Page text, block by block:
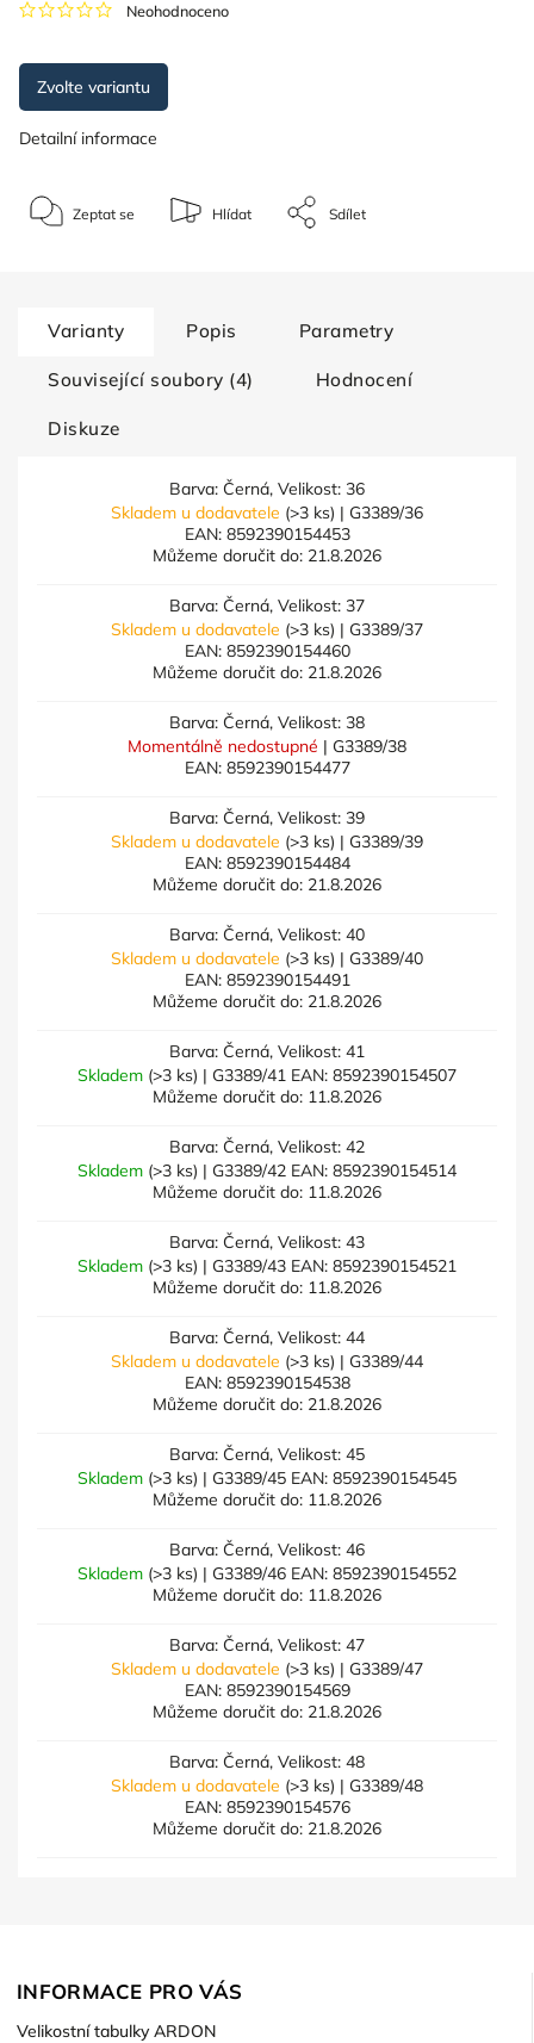
Neohodnoceno
Zvolte variantu
Detailní informace
Zeptat se Hlídat Sdílet
Varianty Popis Parametry
Související soubory (4) Hodnocení
Diskuze
Barva: Černá, Velikost: 36
Skladem u dodavatele (>3 ks) | G3389/36
EAN: 8592390154453
Můžeme doručit do: 21.8.2026
Barva: Černá, Velikost: 37
Skladem u dodavatele (>3 ks) | G3389/37
EAN: 8592390154460
Můžeme doručit do: 21.8.2026
Barva: Černá, Velikost: 38
Momentálně nedostupné | G3389/38
EAN: 8592390154477
Barva: Černá, Velikost: 39
Skladem u dodavatele (>3 ks) | G3389/39
EAN: 8592390154484
Můžeme doručit do: 21.8.2026
Barva: Černá, Velikost: 40
Skladem u dodavatele (>3 ks) | G3389/40
EAN: 8592390154491
Můžeme doručit do: 21.8.2026
Barva: Černá, Velikost: 41
Skladem (>3 ks) | G3389/41 EAN: 8592390154507
Můžeme doručit do: 11.8.2026
Barva: Černá, Velikost: 42
Skladem (>3 ks) | G3389/42 EAN: 8592390154514
Můžeme doručit do: 11.8.2026
Barva: Černá, Velikost: 43
Skladem (>3 ks) | G3389/43 EAN: 8592390154521
Můžeme doručit do: 11.8.2026
Barva: Černá, Velikost: 44
Skladem u dodavatele (>3 ks) | G3389/44
EAN: 8592390154538
Můžeme doručit do: 21.8.2026
Barva: Černá, Velikost: 45
Skladem (>3 ks) | G3389/45 EAN: 8592390154545
Můžeme doručit do: 11.8.2026
Barva: Černá, Velikost: 46
Skladem (>3 ks) | G3389/46 EAN: 8592390154552
Můžeme doručit do: 11.8.2026
Barva: Černá, Velikost: 47
Skladem u dodavatele (>3 ks) | G3389/47
EAN: 8592390154569
Můžeme doručit do: 21.8.2026
Barva: Černá, Velikost: 48
Skladem u dodavatele (>3 ks) | G3389/48
EAN: 8592390154576
Můžeme doručit do: 21.8.2026
INFORMACE PRO VÁS
Velikostní tabulky ARDON